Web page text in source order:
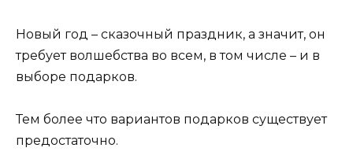
Новый год – сказочный праздник, а значит, он
требует волшебства во всем, в том числе – и в
выборе подарков.
Тем более что вариантов подарков существует
предостаточно.